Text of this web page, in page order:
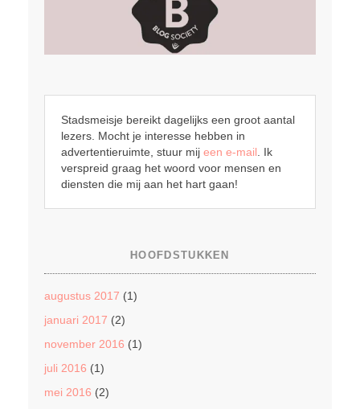
Stadsmeisje bereikt dagelijks een groot aantal
lezers. Mocht je interesse hebben in
advertentieruimte, stuur mij een e-mail. Ik
verspreid graag het woord voor mensen en
diensten die mij aan het hart gaan!
HOOFDSTUKKEN
augustus 2017 (1)
januari 2017 (2)
november 2016 (1)
juli 2016 (1)
mei 2016 (2)